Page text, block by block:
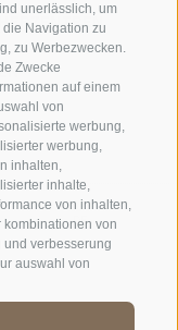
unerlässlich, um
Navigation zu
zu Werbezwecken.
Zwecke
auf einem
von
werbung,
werbung,
inhalten,
inhalte,
von inhalten,
von
verbesserung
auswahl von
und
zum
DE // IT